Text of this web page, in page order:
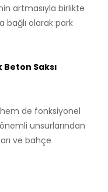
artmasıyla birlikte
bağlı olarak park
Saksı
de fonksiyonel
unsurlarından
ve bahçe